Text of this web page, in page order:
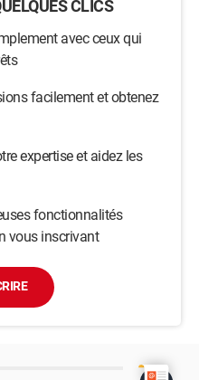
CLICS
avec ceux qui
facilement et obtenez
expertise et aidez les
fonctionnalités
vous inscrivant